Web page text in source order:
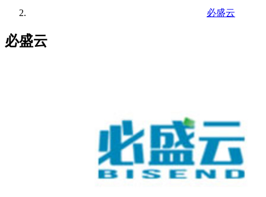
必盛云
必盛云